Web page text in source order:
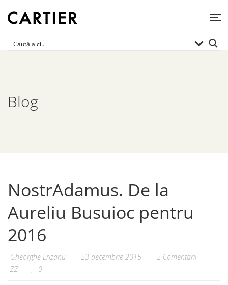
Blog
NostrAdamus. De la
Aureliu Busuioc pentru
2016
Gheorghe Erizanu 23 decembrie 2015
2 Comentarii
ZZ
0